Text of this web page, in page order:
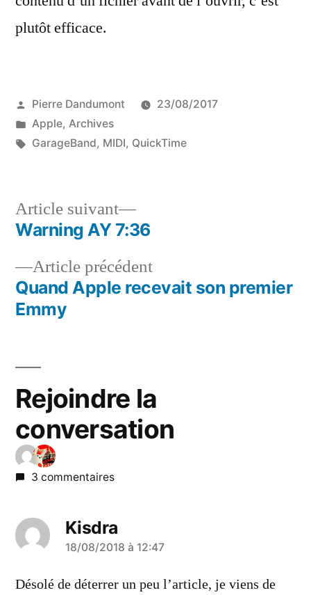
plutôt efficace.
Publié
par
Pierre Dandumont
23/08/2017
Publié
dans
Apple, Archives
Étiquettes :
GarageBand, MIDI, QuickTime
Navigation
de
l’article
Article précédentArticle
précédent :
Quand Apple recevait son premier
Emmy
Article suivant
Article
suivant :
Warning AY 7:36
Rejoindre la
conversation
3 commentaires
Kisdra
a
dit :
18/08/2018 à 12:47
Désolé de déterrer un peu l’article, je viens de